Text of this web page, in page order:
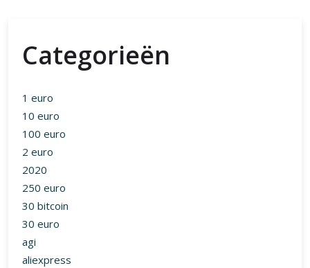
Categorieën
1 euro
10 euro
100 euro
2 euro
2020
250 euro
30 bitcoin
30 euro
agi
aliexpress